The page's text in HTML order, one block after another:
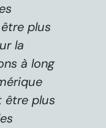
plus
la
à long
être plus